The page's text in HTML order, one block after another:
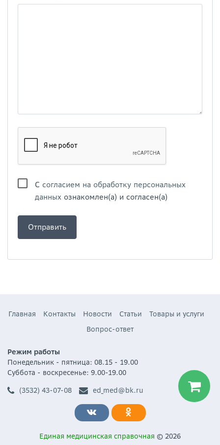
С согласием на обработку персональных
данных ознакомлен(а) и согласен(а)
Главная Контакты Новости Статьи
Товары и услуги
Вопрос-ответ
Режим работы
Понедельник - пятница: 08.15 - 19.00
Суббота - воскресенье: 9.00-19.00
(3532) 43-07-08
ed_med@bk.ru
Единая медицинская справочная © 2026